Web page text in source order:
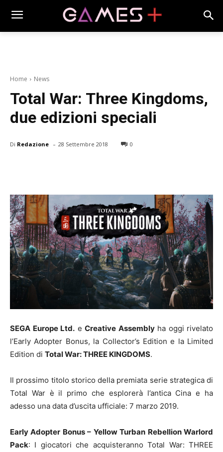
Home News
Total War: Three Kingdoms,
due edizioni speciali
Di Redazione - 28 Settembre 2018 0
SEGA Europe Ltd. e Creative Assemblyha oggi rivelato
l’Early Adopter Bonus, la Collector’s Edition e la Limited
Edition di Total War: THREE KINGDOMS.
Il prossimo titolo storico della premiata serie strategica di
Total War è il primo che esplorerà l’antica Cina e ha
adesso una data d’uscita ufficiale: 7 marzo 2019.
Early Adopter Bonus – Yellow Turban Rebellion Warlord
Pack: I giocatori che acquisteranno Total War: THREE